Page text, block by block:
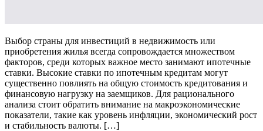
Выбор страны для инвестиций в недвижимость или
приобретения жилья всегда сопровождается множеством
факторов, среди которых важное место занимают ипотечные
ставки. Высокие ставки по ипотечным кредитам могут
существенно повлиять на общую стоимость кредитования и
финансовую нагрузку на заемщиков. Для рационального
анализа стоит обратить внимание на макроэкономические
показатели, такие как уровень инфляции, экономический рост
и стабильность валюты. […]